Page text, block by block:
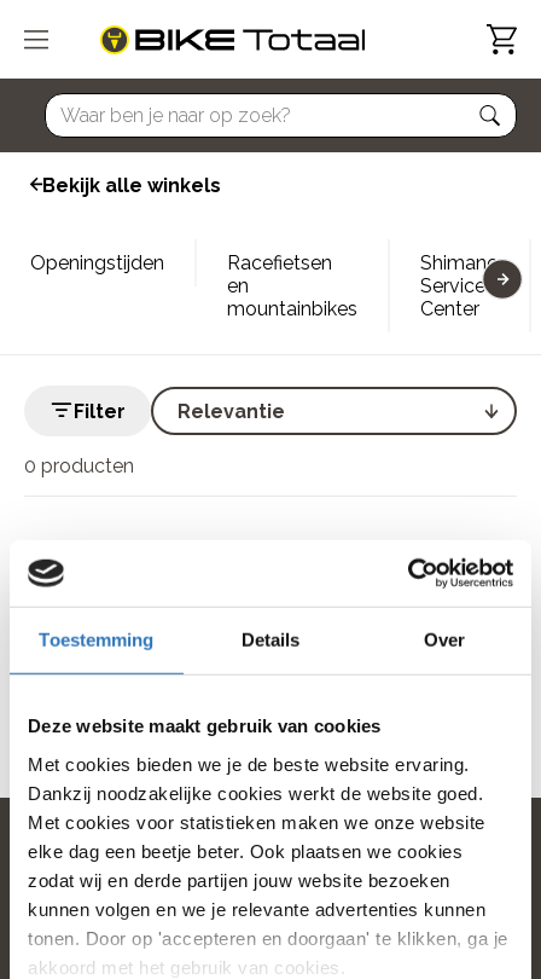
Toestemming Details Over
Deze website maakt gebruik van cookies
Met cookies bieden we je de beste website ervaring.
Dankzij noodzakelijke cookies werkt de website goed.
Met cookies voor statistieken maken we onze website
elke dag een beetje beter. Ook plaatsen we cookies
zodat wij en derde partijen jouw website bezoeken
kunnen volgen en we je relevante advertenties kunnen
tonen. Door op 'accepteren en doorgaan' te klikken, ga je
akkoord met het gebruik van cookies.
home
Bekijk alle winkels
Openingstijden
Racefietsen
en
mountainbikes
Shimano
Service
Center
0 producten
Filter
Geen producten gevonden die voldoen aan je selectie
home
Populaire categorieën